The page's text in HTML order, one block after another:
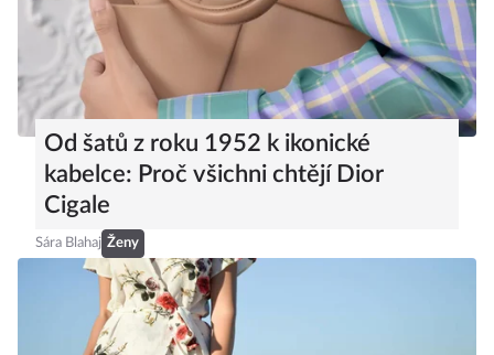
Od šatů z roku 1952 k ikonické
kabelce: Proč všichni chtějí Dior
Cigale
Sára Blahaj Ženy